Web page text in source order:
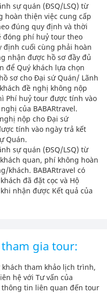
sự quán (ĐSQ/LSQ) từ
hoàn thiện việc cung cấp
đúng quy định và thời
đóng phí huỷ tour theo
định cuối cùng phải hoàn
nhận được hồ sơ đầy đủ
để Quý khách lựa chọn
sơ cho Đại sứ Quán/ Lãnh
đề nghị không nộp
Phí huỷ tour được tính vào
của BABARtravel.
nộp cho Đại sứ
tính vào ngày trả kết
Quán.
sự quán (ĐSQ/LSQ) từ
quan, phí không hoàn
khách. BABARtravel có
đã đặt cọc và Hộ
nhận được Kết quả của
gia tour:
khách tham khảo lịch trình,
hệ với Tư vấn của
thông tin liên quan đến tour